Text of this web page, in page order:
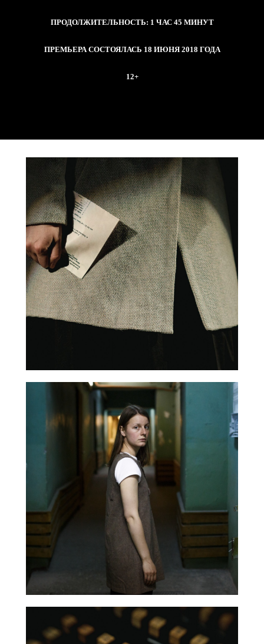
ПРОДОЛЖИТЕЛЬНОСТЬ: 1 ЧАС 45 МИНУТ
ПРЕМЬЕРА СОСТОЯЛАСЬ 18 ИЮНЯ 2018 ГОДА
12+